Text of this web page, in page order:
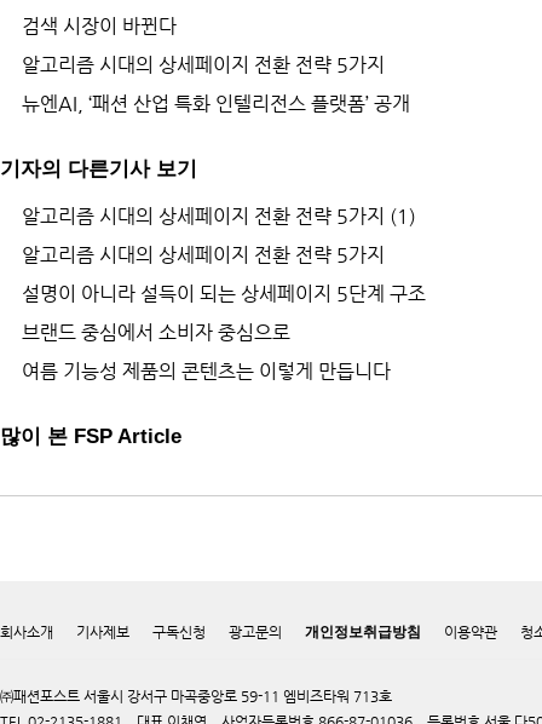
검색 시장이 바뀐다
알고리즘 시대의 상세페이지 전환 전략 5가지
뉴엔AI, ‘패션 산업 특화 인텔리전스 플랫폼’ 공개
기자의 다른기사 보기
알고리즘 시대의 상세페이지 전환 전략 5가지 (1)
알고리즘 시대의 상세페이지 전환 전략 5가지
설명이 아니라 설득이 되는 상세페이지 5단계 구조
브랜드 중심에서 소비자 중심으로
여름 기능성 제품의 콘텐츠는 이렇게 만듭니다
많이 본 FSP Article
회사소개 기사제보 구독신청 광고문의 개인정보취급방침 이용약관 청
㈜패션포스트 서울시 강서구 마곡중앙로 59-11 엠비즈타워 713호